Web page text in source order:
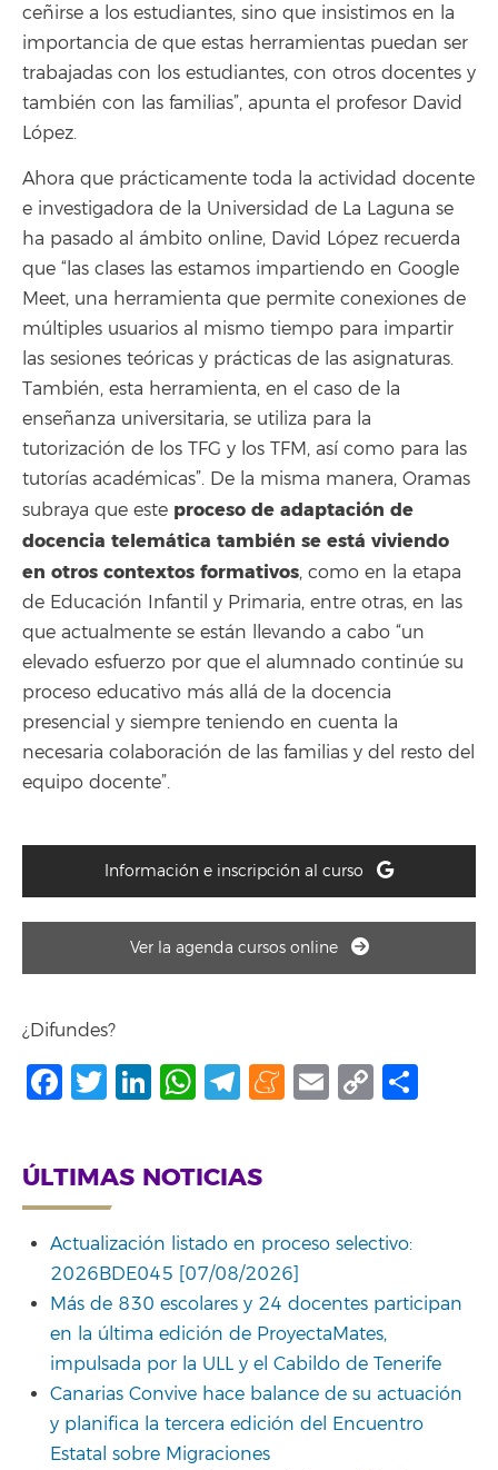
ceñirse a los estudiantes, sino que insistimos en la
importancia de que estas herramientas puedan ser
trabajadas con los estudiantes, con otros docentes y
también con las familias”, apunta el profesor David
López.
Ahora que prácticamente toda la actividad docente
e investigadora de la Universidad de La Laguna se
ha pasado al ámbito online, David López recuerda
que “las clases las estamos impartiendo en Google
Meet, una herramienta que permite conexiones de
múltiples usuarios al mismo tiempo para impartir
las sesiones teóricas y prácticas de las asignaturas.
También, esta herramienta, en el caso de la
enseñanza universitaria, se utiliza para la
tutorización de los TFG y los TFM, así como para las
tutorías académicas”. De la misma manera, Oramas
subraya que este proceso de adaptación de
docencia telemática también se está viviendo
en otros contextos formativos, como en la etapa
de Educación Infantil y Primaria, entre otras, en las
que actualmente se están llevando a cabo “un
elevado esfuerzo por que el alumnado continúe su
proceso educativo más allá de la docencia
presencial y siempre teniendo en cuenta la
necesaria colaboración de las familias y del resto del
equipo docente”.
Información e inscripción al curso
Ver la agenda cursos online
¿Difundes?
Facebook
Twitter
LinkedIn
WhatsApp
Telegram
Meneame
Email
Copy
ÚLTIMAS NOTICIAS
Actualización listado en proceso selectivo:
2026BDE045 [07/08/2026]
Más de 830 escolares y 24 docentes participan
en la última edición de ProyectaMates,
impulsada por la ULL y el Cabildo de Tenerife
Canarias Convive hace balance de su actuación
y planifica la tercera edición del Encuentro
Estatal sobre Migraciones